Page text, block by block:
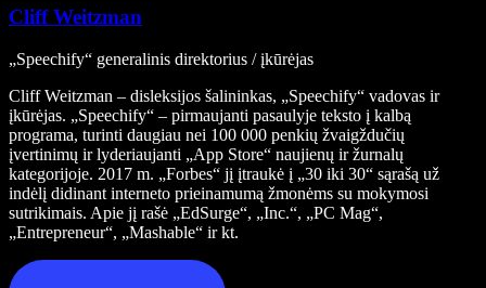
Cliff Weitzman
„Speechify“ generalinis direktorius / įkūrėjas
Cliff Weitzman – disleksijos šalininkas, „Speechify“ vadovas ir
įkūrėjas. „Speechify“ – pirmaujanti pasaulyje teksto į kalbą
programa, turinti daugiau nei 100 000 penkių žvaigždučių
įvertinimų ir lyderiaujanti „App Store“ naujienų ir žurnalų
kategorijoje. 2017 m. „Forbes“ jį įtraukė į „30 iki 30“ sąrašą už
indėlį didinant interneto prieinamumą žmonėms su mokymosi
sutrikimais. Apie jį rašė „EdSurge“, „Inc.“, „PC Mag“,
„Entrepreneur“, „Mashable“ ir kt.